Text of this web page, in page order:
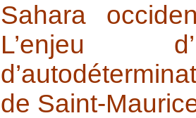
Sahara
L’enjeu
de Saint-